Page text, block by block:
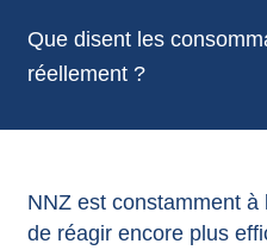
Que disent les
réellement ?
NNZ est constamment
de réagir encore plus